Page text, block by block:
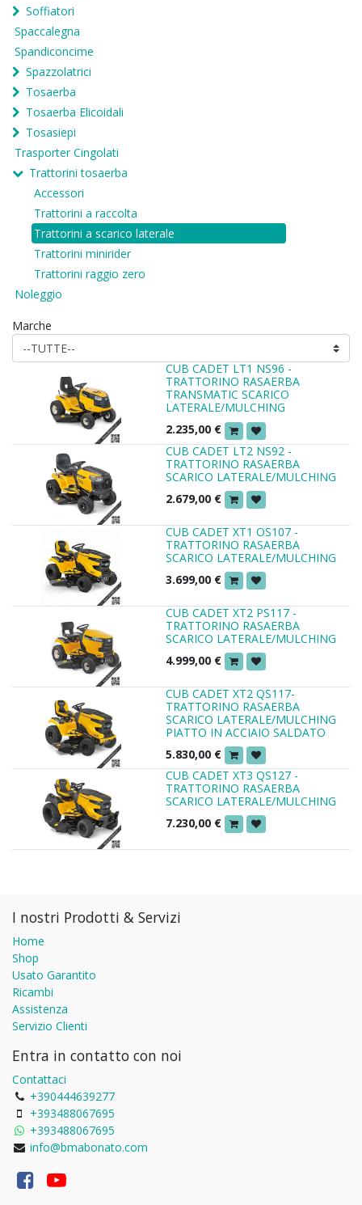
Soffiatori
Spaccalegna
Spandiconcime
Spazzolatrici
Tosaerba
Tosaerba Elicoidali
Tosasiepi
Trasporter Cingolati
Trattorini tosaerba
Accessori
Trattorini a raccolta
Trattorini a scarico laterale
Trattorini minirider
Trattorini raggio zero
Noleggio
Marche
CUB CADET LT1 NS96 -
TRATTORINO RASAERBA
TRANSMATIC SCARICO
LATERALE/MULCHING
2.235,00 €
CUB CADET LT2 NS92 -
TRATTORINO RASAERBA
SCARICO LATERALE/MULCHING
2.679,00 €
CUB CADET XT1 OS107 -
TRATTORINO RASAERBA
SCARICO LATERALE/MULCHING
3.699,00 €
CUB CADET XT2 PS117 -
TRATTORINO RASAERBA
SCARICO LATERALE/MULCHING
4.999,00 €
CUB CADET XT2 QS117-
TRATTORINO RASAERBA
SCARICO LATERALE/MULCHING
PIATTO IN ACCIAIO SALDATO
5.830,00 €
CUB CADET XT3 QS127 -
TRATTORINO RASAERBA
SCARICO LATERALE/MULCHING
7.230,00 €
I nostri Prodotti & Servizi
Home
Shop
Usato Garantito
Ricambi
Assistenza
Servizio Clienti
Entra in contatto con noi
Contattaci
+390444639277
+393488067695
+393488067695
info@bmabonato.com